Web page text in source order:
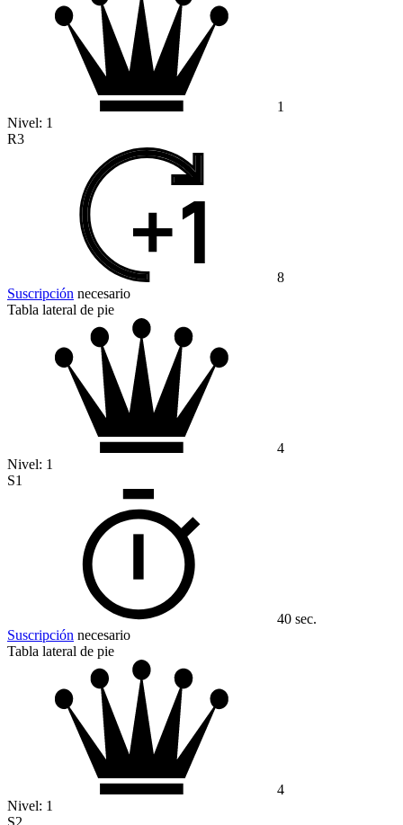
1
Nivel: 1
R3
8
Suscripción necesario
Tabla lateral de pie
4
Nivel: 1
S1
40 sec.
Suscripción necesario
Tabla lateral de pie
4
Nivel: 1